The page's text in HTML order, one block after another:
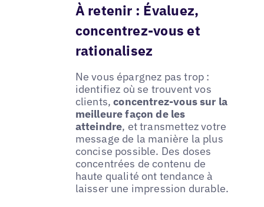
À retenir : Évaluez,
concentrez-vous et
rationalisez
Ne vous épargnez pas trop :
identifiez où se trouvent vos
clients,concentrez-vous sur la
meilleure façon de les
atteindre, et transmettez votre
message de la manière la plus
concise possible. Des doses
concentrées de contenu de
haute qualité ont tendance à
laisser une impression durable.